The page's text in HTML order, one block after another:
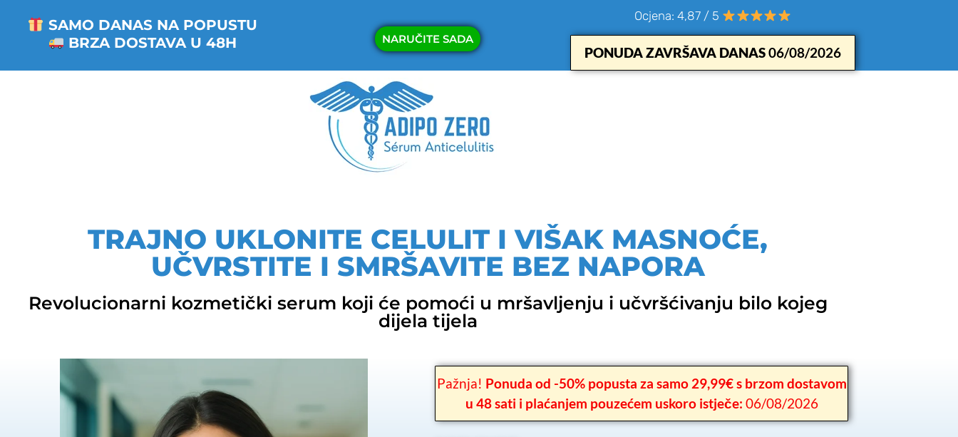
SAMO DANAS NA POPUSTU
BRZA DOSTAVA U 48H
NARUČITE SADA
Ocjena: 4,87 / 5
PONUDA ZAVRŠAVA DANAS06/08/2026
TRAJNO UKLONITE CELULIT I VIŠAK MASNOĆE,
UČVRSTITE I SMRŠAVITE BEZ NAPORA
Revolucionarni kozmetički serum koji će pomoći u mršavljenju i učvršćivanju bilo kojeg
dijela tijela
Pažnja! Ponuda od -50% popusta za samo 29,99€ s brzom dostavom
u 48 sati i plaćanjem pouzećem uskoro istječe: 06/08/2026